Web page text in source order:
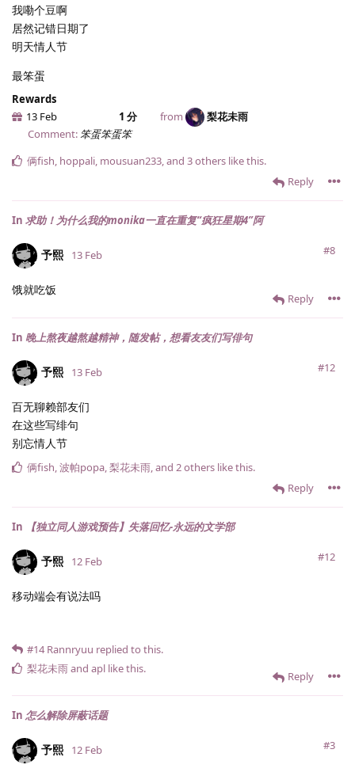
我嘞个豆啊
居然记错日期了
明天情人节
最笨蛋
Rewards
13 Feb
1 分 from
梨花未雨
Comment:笨蛋笨蛋笨
Reply
俩fish, hoppali, mousuan233, and 3others like this.
In 求助！为什么我的monika一直在重复“疯狂星期4”阿
予熙 #8
13 Feb
饿就吃饭
Reply
In 晚上熬夜越熬越精神，随发帖，想看友友们写俳句
予熙 #12
13 Feb
百无聊赖部友们
在这些写绯句
别忘情人节
Reply
俩fish,波帕popa,梨花未雨, and 2others like this.
In 【独立同人游戏预告】失落回忆-永远的文学部
予熙 #12
12 Feb
移动端会有说法吗
Reply
#14 Rannryuu replied to this.
梨花未雨and apl like this.
In 怎么解除屏蔽话题
予熙 #3
12 Feb